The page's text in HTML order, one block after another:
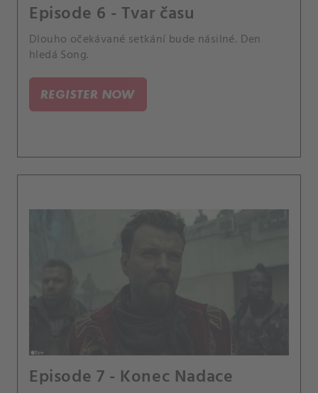
Episode 6 - Tvar času
Dlouho očekávané setkání bude násilné. Den
hledá Song.
REGISTER NOW
Episode 7 - Konec Nadace